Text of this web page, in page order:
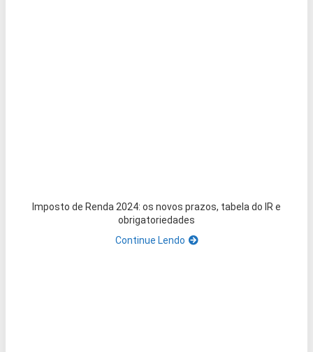
Imposto de Renda 2024: os novos prazos, tabela do IR e
obrigatoriedades
Continue Lendo